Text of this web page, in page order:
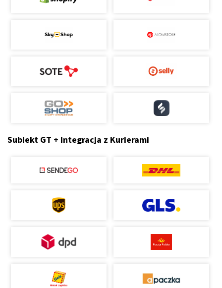
Subiekt GT + Integracja z Kurierami